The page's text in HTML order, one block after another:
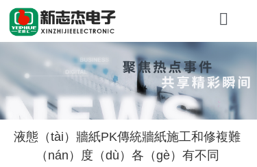
關於
產品
工程
液態（tài）牆紙PK傳統牆紙施工和修複難
（nán）度（dù）各（gè）有不同